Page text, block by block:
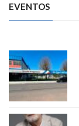
EVENTOS